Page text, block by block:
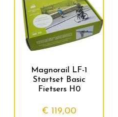
Magnorail LF-1
Startset Basic
Fietsers H0
€ 119,00